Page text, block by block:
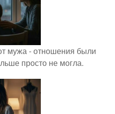
мужа - отношения были
просто не могла.